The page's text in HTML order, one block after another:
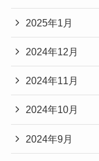
2025年1月
2024年12月
2024年11月
2024年10月
2024年9月